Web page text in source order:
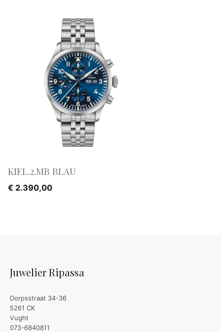
KIEL.2.MB BLAU
€ 2.390,00
Juwelier Ripassa
Dorpsstraat 34-36
5261 CK
Vught
073-6840811